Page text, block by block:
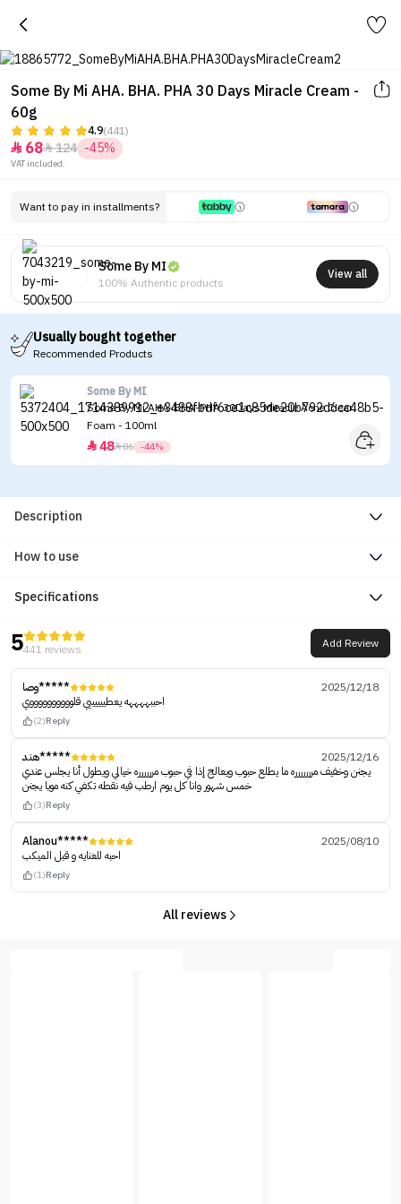
Some By Mi AHA. BHA. PHA 30 Days Miracle Cream -
60g
4.9(441)
 68124 -45%
VAT included.
Want to pay in installments?
Some By MI
100% Authentic products
View all
Usually bought together
Recommended Products
Some By MI
Some By Mi AHA-BHA-PHA 30Days Miracle Acne Clear
Foam - 100ml
4886 -44%
Description
How to use
Specifications
5441 reviews Add Review
وصا*****
2025/12/18
احببههههه يعطييييييي قلووووووووووي
(2)Reply
هند*****
2025/12/16
يجنن وخفيف مررررررره ما يطلع حبوب ويعالج إذا في حبوب مرررررره خيالي ويطول أنا يجلس عندي
خمس شهور وانا كل يوم ارطب فيه نقطه تكفي كنه مويا يجنن
(3)Reply
Alanou*****
2025/08/10
احبه للعنايه و قبل الميكب
(1)Reply
All reviews